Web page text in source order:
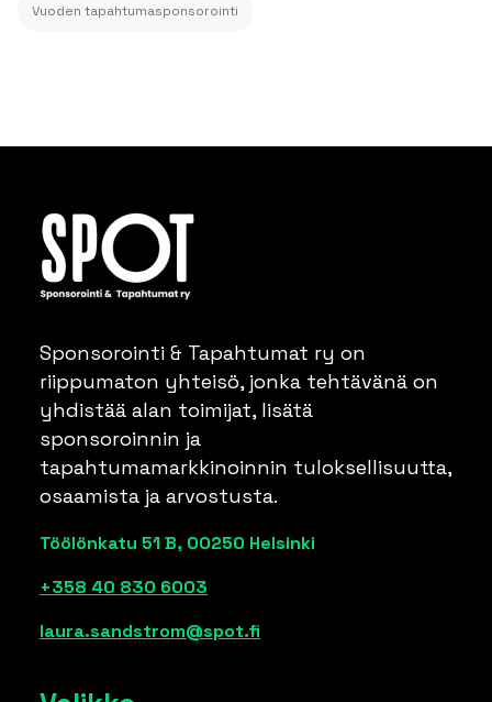
Vuoden tapahtumasponsorointi
Sponsorointi & Tapahtumat ry on
riippumaton yhteisö, jonka tehtävänä on
yhdistää alan toimijat, lisätä
sponsoroinnin ja
tapahtumamarkkinoinnin tuloksellisuutta,
osaamista ja arvostusta.
Töölönkatu 51 B, 00250 Helsinki
+358 40 830 6003
laura.sandstrom@spot.fi